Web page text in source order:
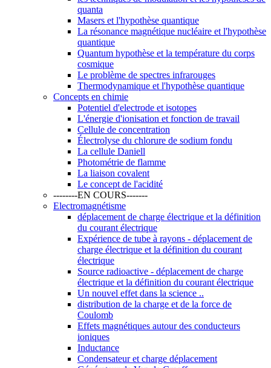
quanta
Masers et l'hypothèse quantique
La résonance magnétique nucléaire et l'hypothèse
quantique
Quantum hypothèse et la température du corps
cosmique
Le problème de spectres infrarouges
Thermodynamique et l'hypothèse quantique
Concepts en chimie
Potentiel d'electrode et isotopes
L'énergie d'ionisation et fonction de travail
Cellule de concentration
Électrolyse du chlorure de sodium fondu
La cellule Daniell
Photométrie de flamme
La liaison covalent
Le concept de l'acidité
--------EN COURS-------
Electromagnétisme
déplacement de charge électrique et la définition
du courant électrique
Expérience de tube à rayons - déplacement de
charge électrique et la définition du courant
électrique
Source radioactive - déplacement de charge
électrique et la définition du courant électrique
Un nouvel effet dans la science ..
distribution de la charge et de la force de
Coulomb
Effets magnétiques autour des conducteurs
ioniques
Inductance
Condensateur et charge déplacement